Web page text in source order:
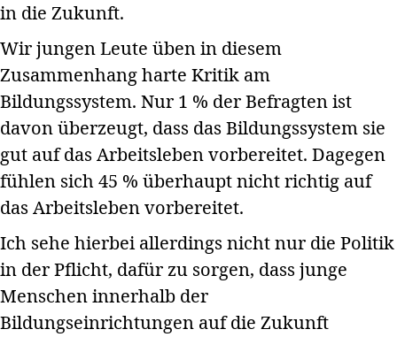
in die Zukunft.
Wir jungen Leute üben in diesem
Zusammenhang harte Kritik am
Bildungssystem. Nur 1 % der Befragten ist
davon überzeugt, dass das Bildungssystem sie
gut auf das Arbeitsleben vorbereitet. Dagegen
fühlen sich 45 % überhaupt nicht richtig auf
das Arbeitsleben vorbereitet.
Ich sehe hierbei allerdings nicht nur die Politik
in der Pflicht, dafür zu sorgen, dass junge
Menschen innerhalb der
Bildungseinrichtungen auf die Zukunft